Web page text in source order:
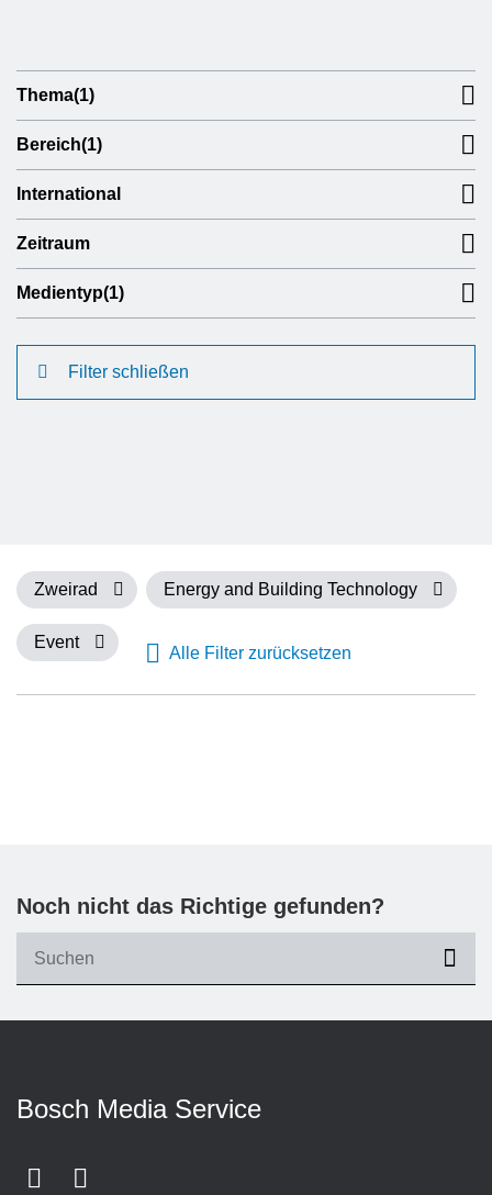
Thema(1)
Bereich(1)
International
Zeitraum
Medientyp(1)
Filter schließen
Zweirad Energy and Building Technology
Event
Alle Filter zurücksetzen
Noch nicht das Richtige gefunden?
Bosch Media Service